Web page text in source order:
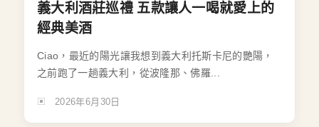
義大利酒莊巡禮 五款讓人一喝就愛上的
經典美酒
Ciao，最近的陽光讓我想到義大利托斯卡尼的艷陽，
之前跑了一趟義大利，從波隆那、佛羅...
2026年6月30日